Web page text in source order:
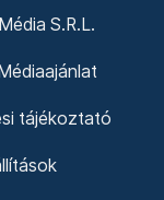
S.R.L.
Médiaajánlat
tájékoztató